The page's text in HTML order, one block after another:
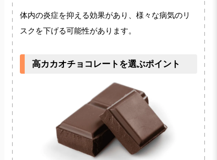
体内の炎症を抑える効果があり、様々な病気のリ
スクを下げる可能性があります。
高カカオチョコレートを選ぶポイント